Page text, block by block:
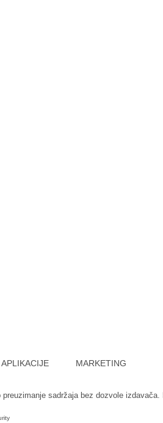
MARKETING
sadržaja bez dozvole izdavača.